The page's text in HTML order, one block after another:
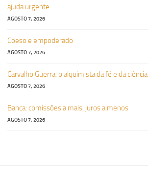
ajuda urgente
AGOSTO 7, 2026
Coeso e empoderado
AGOSTO 7, 2026
Carvalho Guerra: o alquimista da fé e da ciência
AGOSTO 7, 2026
Banca: comissões a mais, juros a menos
AGOSTO 7, 2026